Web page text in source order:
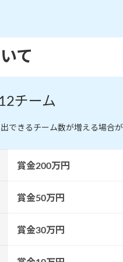
て
チーム
できるチーム数が増える場合
賞金200万円
賞金50万円
賞金30万円